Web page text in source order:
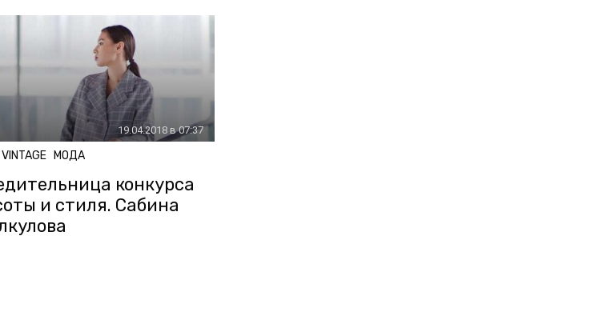
19.04.2018 в 07:37
МОДА
конкурса
и стиля. Сабина